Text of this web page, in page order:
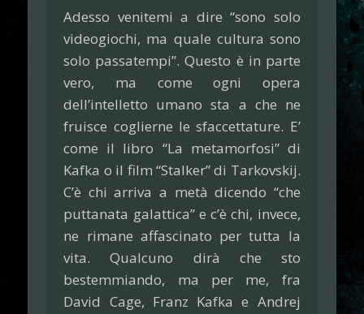
Adesso venitemi a dire “sono solo
videogiochi, ma quale cultura sono
solo passatempi”. Questo è in parte
vero, ma come ogni opera
dell’intelletto umano sta a che ne
fruisce coglierne le sfaccettature. E’
come il libro “La metamorfosi” di
Kafka o il film “Stalker” di Tarkovskij.
C’è chi arriva a metà dicendo “che
puttanata galattica” e c’è chi, invece,
ne rimane affascinato per tutta la
vita. Qualcuno dirà che sto
bestemmiando, ma per me, fra
David Cage, Franz Kafka e Andrej